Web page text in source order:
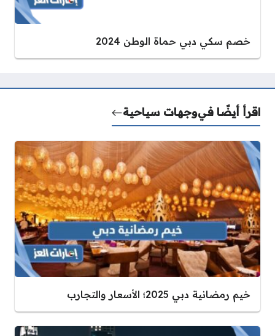
خصم سكي دبي حماة الوطن 2024
اقرأ أيضًا فيوجهات سياحية
خيم رمضانية دبي 2025؛ الأسعار والتجارب